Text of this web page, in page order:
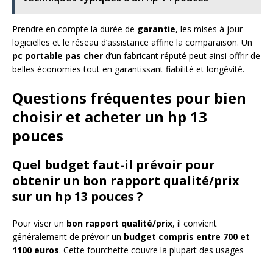
Prendre en compte la durée de garantie, les mises à jour
logicielles et le réseau d’assistance affine la comparaison. Un
pc portable pas cher d’un fabricant réputé peut ainsi offrir de
belles économies tout en garantissant fiabilité et longévité.
Questions fréquentes pour bien
choisir et acheter un hp 13
pouces
Quel budget faut-il prévoir pour
obtenir un bon rapport qualité/prix
sur un hp 13 pouces ?
Pour viser un bon rapport qualité/prix, il convient
généralement de prévoir un budget compris entre 700 et
1100 euros. Cette fourchette couvre la plupart des usages